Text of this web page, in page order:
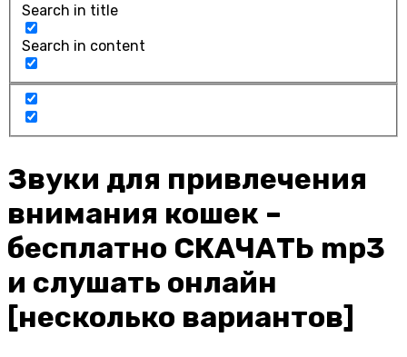
Search in title
Search in content
Звуки для привлечения
внимания кошек –
бесплатно СКАЧАТЬ mp3
и слушать онлайн
[несколько вариантов]